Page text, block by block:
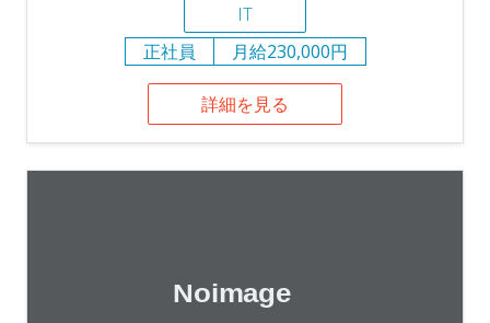
IT
正社員
月給230,000円
詳細を見る